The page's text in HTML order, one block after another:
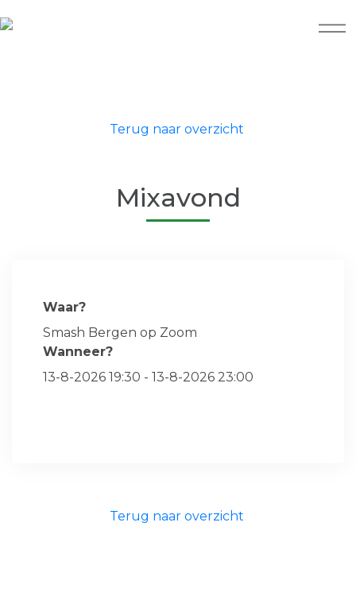
Terug naar overzicht
Mixavond
Waar?
Smash Bergen op Zoom
Wanneer?
13-8-2026 19:30 - 13-8-2026 23:00
Terug naar overzicht